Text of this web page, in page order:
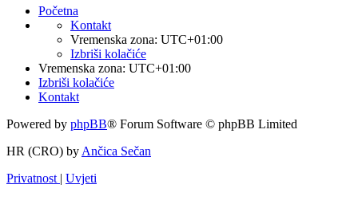
Početna
Kontakt
Vremenska zona: UTC+01:00
Izbriši kolačiće
Vremenska zona: UTC+01:00
Izbriši kolačiće
Kontakt
Powered by phpBB® Forum Software © phpBB Limited
HR (CRO) by Ančica Sečan
Privatnost | Uvjeti